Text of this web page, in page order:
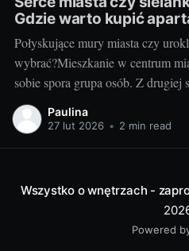
Gdzie warto kupić
Połyskujące mury miasta czy
wybrać?Mieszkanie w centrum
sobie spora grupa osób. Z drugiej
pragnie uciec od miejskiego
bliskości z naturą, na przykład
Paulina
27 lut 2026 • 2 min read
Wszystko o wnętrzach -
Powered